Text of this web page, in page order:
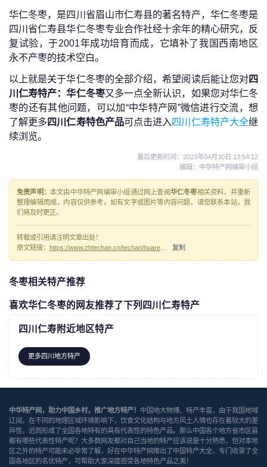
华仁冬枣，是四川省眉山市仁寿县的著名特产，华仁冬枣是
四川省仁寿县华仁冬枣专业合作社经十余年的精心研究，反
复试验，于2001年成功培育而成，它填补了我国西南地区
永不产枣的技术空白。
以上就是关于华仁冬枣的全部介绍，希望阅读后能让您对四
川仁寿特产：华仁冬枣又多一点全新认识，如果您对华仁冬
枣的还有其他问题，可以加“中华特产网”微信进行交流，想
了解更多四川仁寿特色产品可点击进入四川仁寿特产大全继
续浏览。
最后更新时间： 2023年04月30日 13:54:12
编辑：中华特产网编审小组
免责声明：本文由中华特产网编审小组通过网上查阅华仁冬枣相关资料，并重新
整理编辑而成，内容仅供参考。如有文字或图片等内容问题，请您联系本站，我
们将及时更正。
转载或引用请注明文章出处！
原文链接：
复制
冬枣相关特产推荐
喜欢华仁冬枣的网友推荐了下列四川仁寿特产
四川仁寿附近地区特产
更多四川地方特产
中华特产网，助力中国乡村，推广地方特产！ 中国地大物博、特产丰富，由于我国地域
辽阔，在不同的地理区域环境影响下，饮食文化结构与地方风土人情也存在着较大的差
异性，近而形成了全国各地特有的具有代表性的特色产品。那么中国各个地方省市区县
都有哪些代表性特产呢？大多数网友都对自己当地的特产应该说是十分熟悉，但对本地
区之外的特产可能未必非常了解，好在中华特产网推出了中国特产大全，专门收录了全
国各地区的名优特产，可帮助大家深度感受各地特色产品之美！